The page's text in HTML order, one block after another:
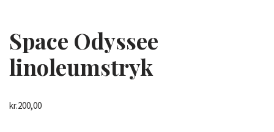
Space Odyssee
linoleumstryk
kr.200,00